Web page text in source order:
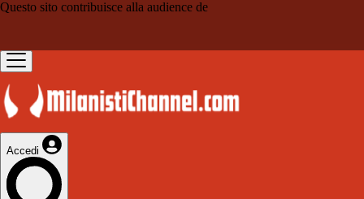
Questo sito contribuisce alla audience de
Accedi